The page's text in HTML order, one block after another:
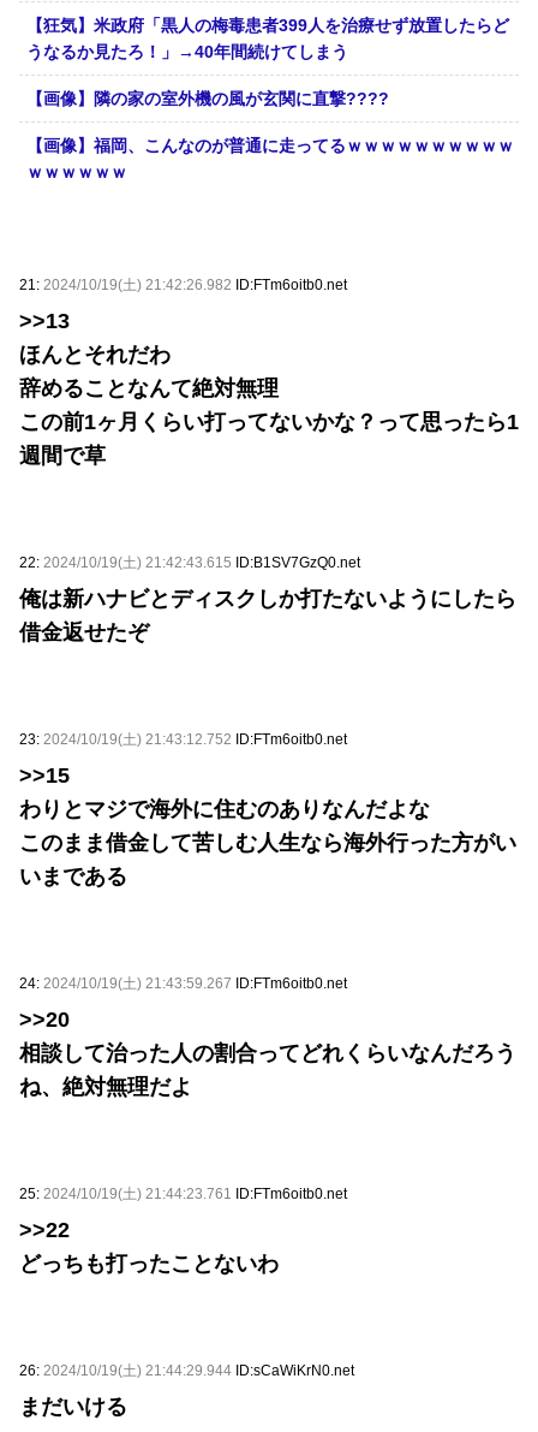
【狂気】米政府「黒人の梅毒患者399人を治療せず放置したらど
うなるか見たろ！」→40年間続けてしまう
【画像】隣の家の室外機の風が玄関に直撃????
【画像】福岡、こんなのが普通に走ってるｗｗｗｗｗｗｗｗｗｗ
ｗｗｗｗｗｗ
21: 2024/10/19(土) 21:42:26.982 ID:FTm6oitb0.net
>>13
ほんとそれだわ
辞めることなんて絶対無理
この前1ヶ月くらい打ってないかな？って思ったら1
週間で草
22: 2024/10/19(土) 21:42:43.615 ID:B1SV7GzQ0.net
俺は新ハナビとディスクしか打たないようにしたら
借金返せたぞ
23: 2024/10/19(土) 21:43:12.752 ID:FTm6oitb0.net
>>15
わりとマジで海外に住むのありなんだよな
このまま借金して苦しむ人生なら海外行った方がい
いまである
24: 2024/10/19(土) 21:43:59.267 ID:FTm6oitb0.net
>>20
相談して治った人の割合ってどれくらいなんだろう
ね、絶対無理だよ
25: 2024/10/19(土) 21:44:23.761 ID:FTm6oitb0.net
>>22
どっちも打ったことないわ
26: 2024/10/19(土) 21:44:29.944 ID:sCaWiKrN0.net
まだいける